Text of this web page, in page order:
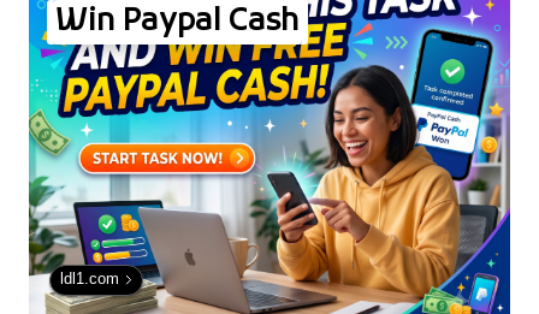
Win Paypal Cash
ldl1.com